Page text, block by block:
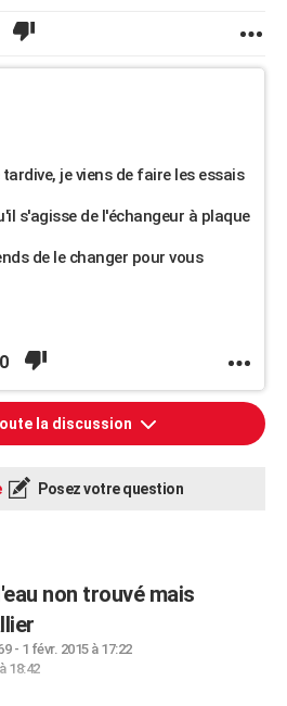
je viens de faire les essais
s'agisse de l'échangeur à plaque
de le changer pour vous
0
la discussion
Posez votre question
non trouvé mais
- 1 févr. 2015 à 17:22
18:42